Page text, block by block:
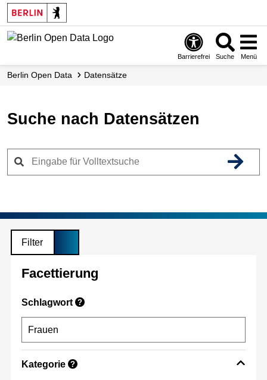
Skip
to
main
Barrierefrei Suche Menü
Berlin Open Data Datensätze
Suche nach Datensätzen
Filter
Facettierung
Schlagwort ?
Kategorie ?